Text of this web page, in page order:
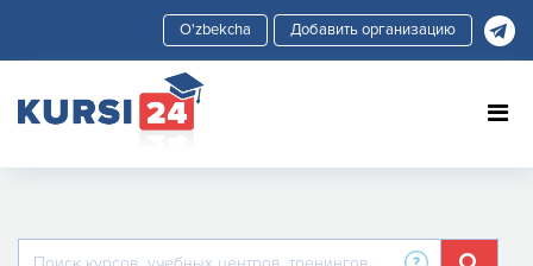
Добавить организацию